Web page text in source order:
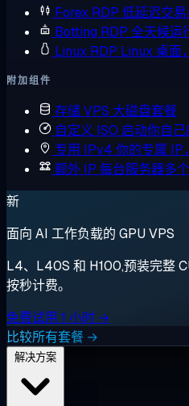
Forex RDP 低延迟交
Botting RDP 全天候运
Linux RDP Linux 桌面
附加组件
存储 VPS 大磁盘套餐
自定义 ISO 启动你自
专用 IPv4 你的专属 IP
额外 IP 每台服务器多
新
面向 AI 工作负载的 GPU VPS
L4、L40S 和 H100,预装完整
按秒计费。
免费试用 1 小时 →
比较所有套餐 →